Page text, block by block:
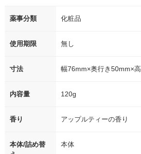
薬事分類 化粧品
使用期限 無し
寸法 幅76mm×奥行き50mm×
内容量 120g
香り アップルティーの香り
本体/詰め替
本体